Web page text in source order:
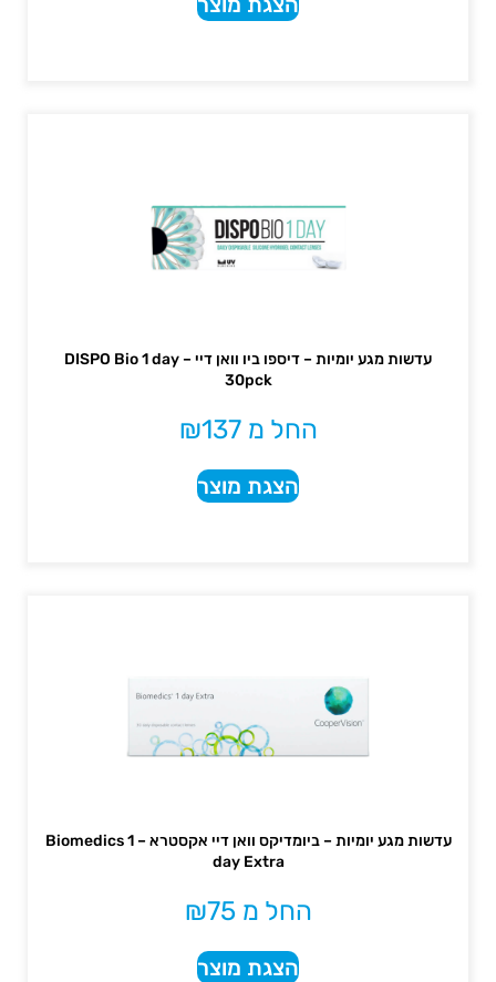
עדשות מגע יומיות – דיספו ביו וואן דיי – DISPO Bio 1 day
30pck
החל מ ₪137
הצגת מוצר
עדשות מגע יומיות – ביומדיקס וואן דיי אקסטרא – Biomedics 1
day Extra
החל מ ₪75
הצגת מוצר